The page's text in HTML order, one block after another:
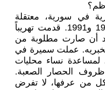
في سورية، معتقلة
سياسية يسارية سابقة بين 1987 و1991. قدمت تهريباً
يوم 18 أيار بعد أن صارت مطلوبة من
عملت سميرة في
لمساعدة نساء محليات
الحصار الصعبة.
من عرفها، لا تفرض